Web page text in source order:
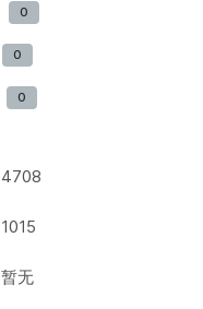
0
0
0
4708
1015
暂无